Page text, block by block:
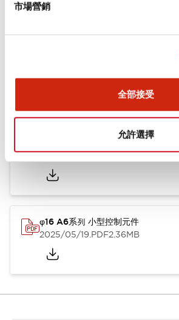
市場營銷
全部接受
允許選擇
認證與標準
φ16 A6系列用配件(平面鑲嵌框型)
2022/04/07.PDF942.26KB
φ16 A6系列 小型控制元件
2025/05/19.PDF2.36MB